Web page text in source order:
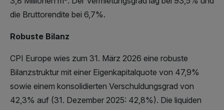
die Bruttorendite bei 6,7%.
Robuste Bilanz
CPI Europe wies zum 31. März 2026 eine robuste
Bilanzstruktur mit einer Eigenkapitalquote von 47,9%
sowie einem konsolidierten Verschuldungsgrad von
42,3% auf (31. Dezember 2025: 42,8%). Die liquiden